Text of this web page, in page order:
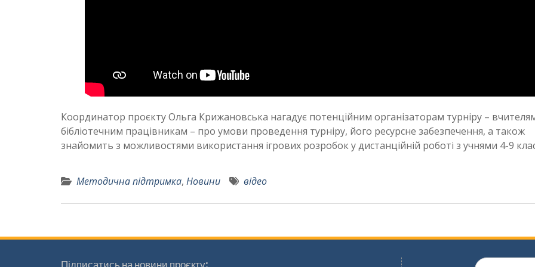
Координатор проєкту Ольга Крижановська нагадує потенційним організаторам турніру –
бібліотечним працівникам – про умови проведення турніру, його ресурсне забезпечення, а також
знайомить з можливостями використання ігрових розробок у дистанційній роботі з учнями 4-9
Методична підтримка, Новини відео
Шукати: